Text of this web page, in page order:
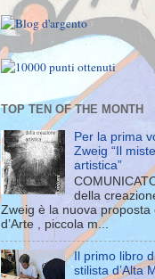
TOP TEN OF THE MONTH
Per la prima
Zweig “Il
artistica”
della
Zweig è la nuova proposta
d’Arte , piccola m...
Il primo libro
stilista d’Alta